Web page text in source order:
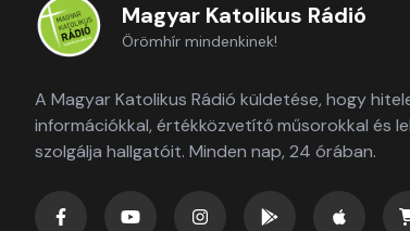
Magyar Katolikus Rádió
Örömhír mindenkinek!
A Magyar Katolikus Rádió küldetése, hogy
információkkal, értékközvetítő műsorokkal és
szolgálja hallgatóit. Minden nap, 24 órában.